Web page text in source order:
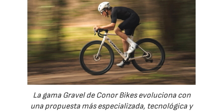
La gama Gravel de Conor Bikes evoluciona con
una propuesta más especializada, tecnológica y